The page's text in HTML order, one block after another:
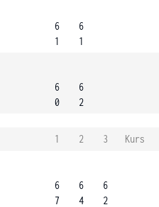
6
1
6
1
6
0
6
2
1 2 3
Kurs
6
7
6
4
6
2